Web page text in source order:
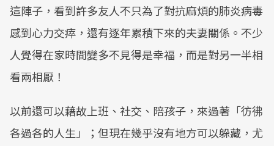
這陣子，看到許多友人不只為了對抗麻煩的肺炎病毒
感到心力交瘁，還有逐年累積下來的夫妻關係。不少
人覺得在家時間變多不見得是幸福，而是對另一半相
看兩相厭！
以前還可以藉故上班、社交、陪孩子，來過著「彷彿
各過各的人生」；但現在幾乎沒有地方可以躲藏，尤